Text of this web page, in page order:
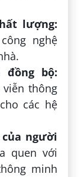
lượng:
nghệ
bộ:
thông
các hệ
người
quen với
minh